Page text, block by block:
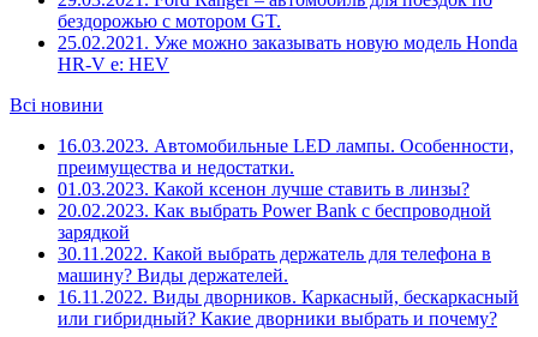
бездорожью с мотором GT.
25.02.2021. Уже можно заказывать новую модель Honda
HR-V e: HEV
Всі новини
16.03.2023. Автомобильные LED лампы. Особенности,
преимущества и недостатки.
01.03.2023. Какой ксенон лучше ставить в линзы?
20.02.2023. Как выбрать Power Bank с беспроводной
зарядкой
30.11.2022. Какой выбрать держатель для телефона в
машину? Виды держателей.
16.11.2022. Виды дворников. Каркасный, бескаркасный
или гибридный? Какие дворники выбрать и почему?